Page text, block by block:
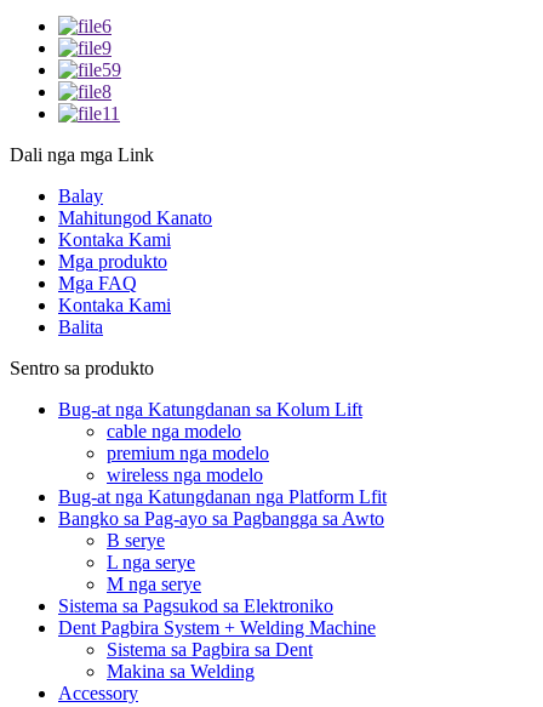
Dali nga mga Link
Balay
Mahitungod Kanato
Kontaka Kami
Mga produkto
Mga FAQ
Kontaka Kami
Balita
Sentro sa produkto
Bug-at nga Katungdanan sa Kolum Lift
cable nga modelo
premium nga modelo
wireless nga modelo
Bug-at nga Katungdanan nga Platform Lfit
Bangko sa Pag-ayo sa Pagbangga sa Awto
B serye
L nga serye
M nga serye
Sistema sa Pagsukod sa Elektroniko
Dent Pagbira System + Welding Machine
Sistema sa Pagbira sa Dent
Makina sa Welding
Accessory